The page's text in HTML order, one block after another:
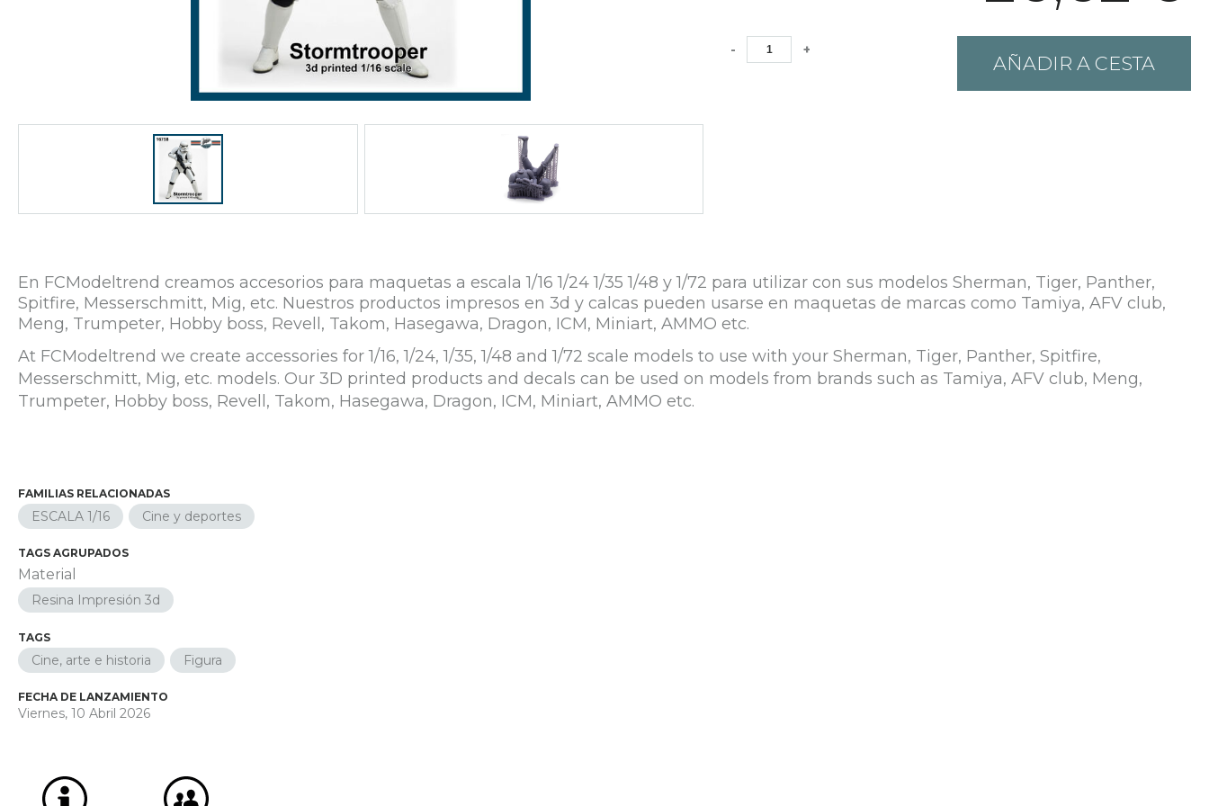
- +
AÑADIR A CESTA
En FCModeltrend creamos accesorios para maquetas a escala 1/16 1/24 1/35 1/48 y 1/72 para utilizar con sus modelos Sherman, Tiger, Panther,
Spitfire, Messerschmitt, Mig, etc. Nuestros productos impresos en 3d y calcas pueden usarse en maquetas de marcas como Tamiya, AFV club,
Meng, Trumpeter, Hobby boss, Revell, Takom, Hasegawa, Dragon, ICM, Miniart, AMMO etc.
At FCModeltrend we create accessories for 1/16, 1/24, 1/35, 1/48 and 1/72 scale models to use with your Sherman, Tiger, Panther, Spitfire,
Messerschmitt, Mig, etc. models. Our 3D printed products and decals can be used on models from brands such as Tamiya, AFV club, Meng,
Trumpeter, Hobby boss, Revell, Takom, Hasegawa, Dragon, ICM, Miniart, AMMO etc.
FAMILIAS RELACIONADAS
ESCALA 1/16 Cine y deportes
TAGS AGRUPADOS
Material
Resina Impresión 3d
TAGS
Cine, arte e historia Figura
FECHA DE LANZAMIENTO
Viernes, 10 Abril 2026